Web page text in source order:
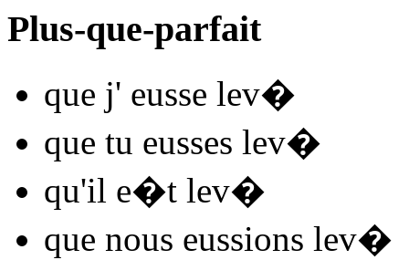
Plus-que-parfait
que j' eusse lev�
que tu eusses lev�
qu'il e�t lev�
que nous eussions lev�